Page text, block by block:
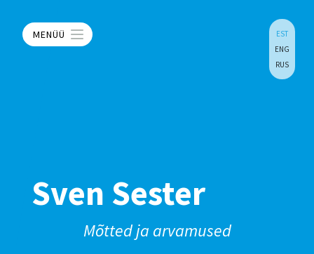
MENÜÜ
EST
ENG
RUS
Sven Sester
Mõtted ja arvamused